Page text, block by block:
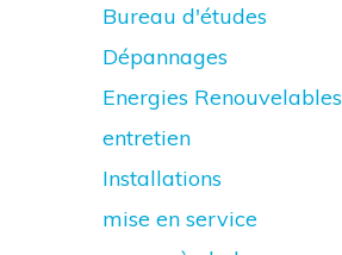
Bureau d'études
Dépannages
Energies Renouvelables
entretien
Installations
mise en service